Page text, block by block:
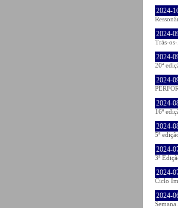
2024-
2024-
Trás-
2024-
20ª
2024-
2024-
16ª
2024-
5ª
2024-
3ª
2024-
Ciclo
2024-